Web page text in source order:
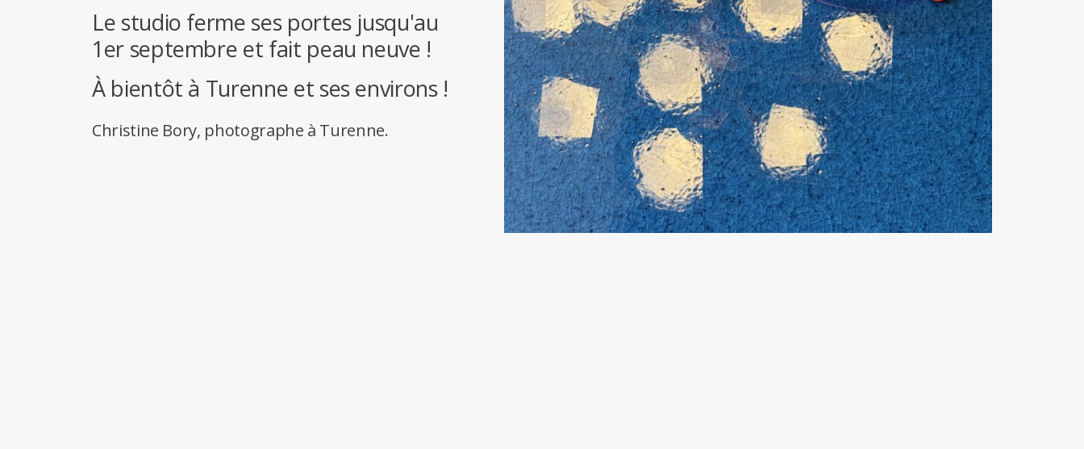
Le studio ferme ses portes jusqu'au
1er septembre et fait peau neuve !
À bientôt à Turenne et ses environs !
Christine Bory, photographe à Turenne.